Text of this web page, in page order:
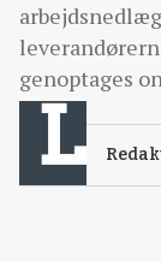
genoptages